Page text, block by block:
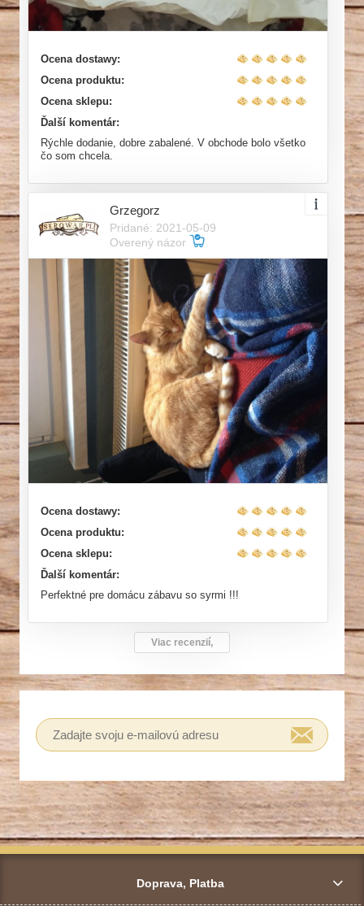
Ocena dostawy:
Ocena produktu:
Ocena sklepu:
Ďalší komentár:
Rýchle dodanie, dobre zabalené. V obchode bolo všetko
čo som chcela.
Grzegorz
Pridané: 2021-05-09
Overený názor
Ocena dostawy:
Ocena produktu:
Ocena sklepu:
Ďalší komentár:
Perfektné pre domácu zábavu so syrmi !!!
Viac recenzií,
Doprava, Platba